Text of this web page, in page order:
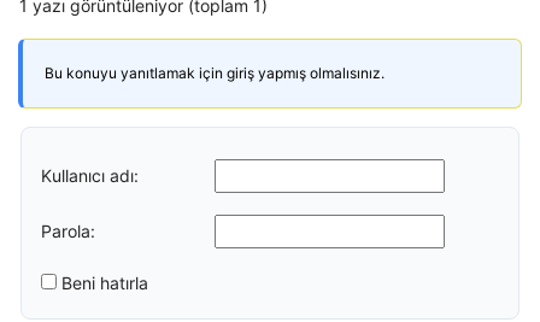
1 yazı görüntüleniyor (toplam 1)
Bu konuyu yanıtlamak için giriş yapmış olmalısınız.
Kullanıcı adı:
Parola:
Beni hatırla